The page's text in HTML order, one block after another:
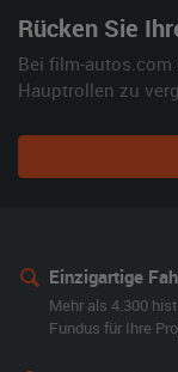
Rücken Sie
Bei film-
Hauptrollen zu
Einzigartige
Mehr als 4.300
Fundus für Ihre